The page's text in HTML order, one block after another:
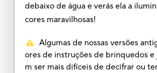
debaixo de água e verás ela a
cores maravilhosas!
Algumas de nossas versões
ores de instruções de brinquedos e
m ser mais difíceis de decifrar ou